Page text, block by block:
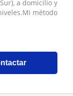
a domicilio y
método